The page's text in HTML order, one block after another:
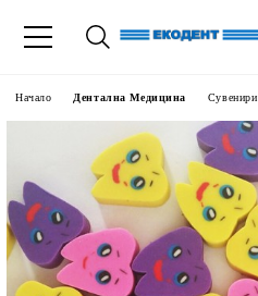
Начало Дентална Медицина Сувенири